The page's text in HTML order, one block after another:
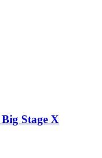
Stage X